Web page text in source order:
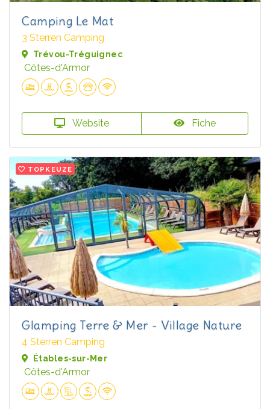
Camping Le Mat
3 Sterren Camping
Trévou-Tréguignec
Côtes-d'Armor
Website Fiche
TOPKEUZE
Glamping Terre & Mer - Village Nature
4 Sterren Camping
Étables-sur-Mer
Côtes-d'Armor